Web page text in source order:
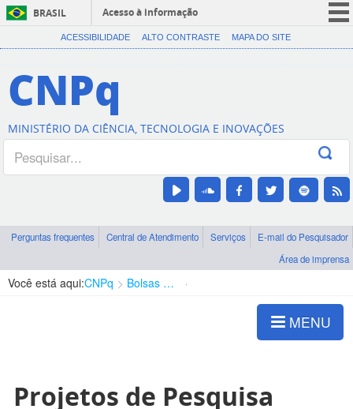
BRASIL
Acesso à informação
CORONAVÍRUS (COVID-19)
Canais
ACESSIBILIDADE ALTO CONTRASTE MAPA DO SITE
CNPq
MINISTÉRIO DA CIÊNCIA, TECNOLOGIA E INOVAÇÕES
Perguntas frequentes Central de Atendimento Serviços
E-mail do Pesquisador
Área de imprensa
Você está aqui:CNPq Bolsas e Auxílios Vigentes
MENU
Projetos de Pesquisa